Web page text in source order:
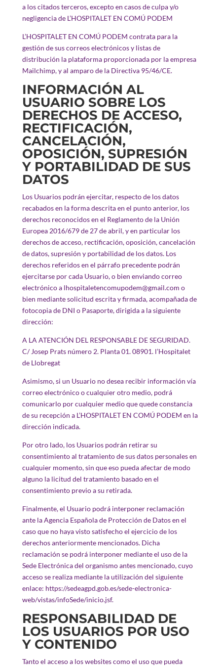
a los citados terceros, excepto en casos de culpa y/o
negligencia de L’HOSPITALET EN COMÚ PODEM
L’HOSPITALET EN COMÚ PODEM contrata para la
gestión de sus correos electrónicos y listas de
distribución la plataforma proporcionada por la empresa
Mailchimp, y al amparo de la Directiva 95/46/CE.
INFORMACIÓN AL
USUARIO SOBRE LOS
DERECHOS DE ACCESO,
RECTIFICACIÓN,
CANCELACIÓN,
OPOSICIÓN, SUPRESIÓN
Y PORTABILIDAD DE SUS
DATOS
Los Usuarios podrán ejercitar, respecto de los datos
recabados en la forma descrita en el punto anterior, los
derechos reconocidos en el Reglamento de la Unión
Europea 2016/679 de 27 de abril, y en particular los
derechos de acceso, rectificación, oposición, cancelación
de datos, supresión y portabilidad de los datos. Los
derechos referidos en el párrafo precedente podrán
ejercitarse por cada Usuario, o bien enviando correo
electrónico a lhospitaletencomupodem@gmail.com o
bien mediante solicitud escrita y firmada, acompañada de
fotocopia de DNI o Pasaporte, dirigida a la siguiente
dirección:
A LA ATENCIÓN DEL RESPONSABLE DE SEGURIDAD.
C/ Josep Prats número 2. Planta 01. 08901. l’Hospitalet
de Llobregat
Asimismo, si un Usuario no desea recibir información vía
correo electrónico o cualquier otro medio, podrá
comunicarlo por cualquier medio que quede constancia
de su recepción a L’HOSPITALET EN COMÚ PODEM en la
dirección indicada.
Por otro lado, los Usuarios podrán retirar su
consentimiento al tratamiento de sus datos personales en
cualquier momento, sin que eso pueda afectar de modo
alguno la licitud del tratamiento basado en el
consentimiento previo a su retirada.
Finalmente, el Usuario podrá interponer reclamación
ante la Agencia Española de Protección de Datos en el
caso que no haya visto satisfecho el ejercicio de los
derechos anteriormente mencionados. Dicha
reclamación se podrá interponer mediante el uso de la
Sede Electrónica del organismo antes mencionado, cuyo
acceso se realiza mediante la utilización del siguiente
enlace: https://sedeagpd.gob.es/sede-electronica-
web/vistas/infoSede/inicio.jsf.
RESPONSABILIDAD DE
LOS USUARIOS POR USO
Y CONTENIDO
Tanto el acceso a los websites como el uso que pueda